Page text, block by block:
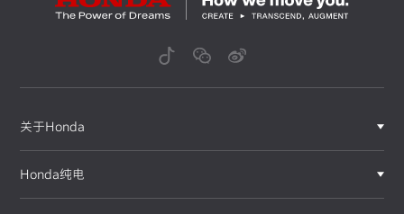
关于Honda
Honda纯电